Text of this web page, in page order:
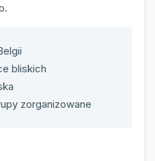
bliskich
zorganizowane